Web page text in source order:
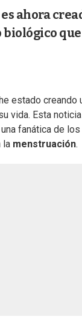
ahora
estado creando
vida. Esta
fanática de
la menstruación.